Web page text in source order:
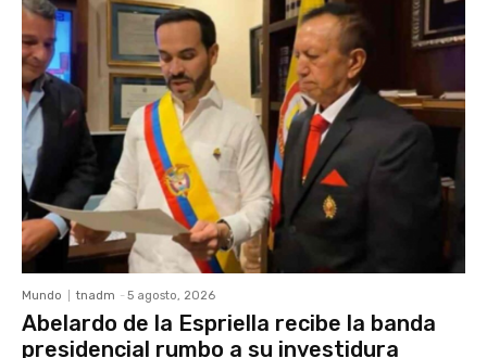
Mundo tnadm - 5 agosto, 2026
Abelardo de la Espriella recibe la banda
presidencial rumbo a su investidura